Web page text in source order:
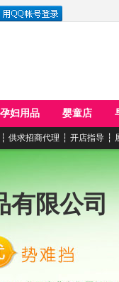
孕妇用品 婴童店
┆ 供求招商代理 ┆ 开店指导 ┆
有限公司